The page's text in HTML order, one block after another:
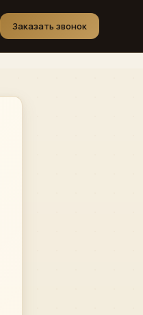
Заказать звонок